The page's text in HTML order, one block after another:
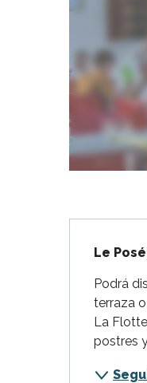
Plage
Martin-de-Ré
Le
Podrá
terraza
La
postres